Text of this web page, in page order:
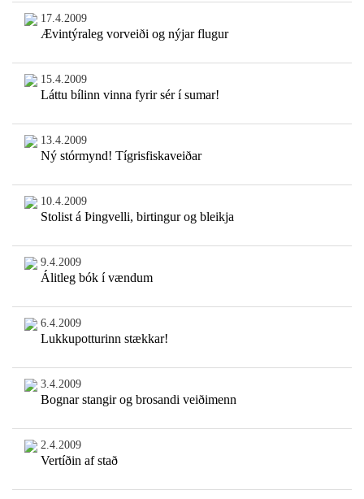
17.4.2009
Ævintýraleg vorveiði og nýjar flugur
15.4.2009
Láttu bílinn vinna fyrir sér í sumar!
13.4.2009
Ný stórmynd! Tígrisfiskaveiðar
10.4.2009
Stolist á Þingvelli, birtingur og bleikja
9.4.2009
Álitleg bók í vændum
6.4.2009
Lukkupotturinn stækkar!
3.4.2009
Bognar stangir og brosandi veiðimenn
2.4.2009
Vertíðin af stað